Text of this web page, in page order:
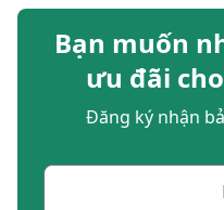
Bạn muốn
ưu đãi
Đăng ký nhận